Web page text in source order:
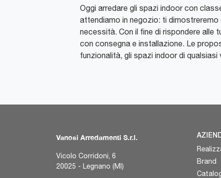
Oggi arredare gli spazi indoor con
attendiamo in negozio: ti
necessità. Con il fine di rispondere
con consegna e installazione. Le
funzionalità, gli spazi indoor di qualsiasi
Vanosi Arredamenti S.r.l.
Vicolo Corridoni, 6
20025 - Legnano (MI)
Brand